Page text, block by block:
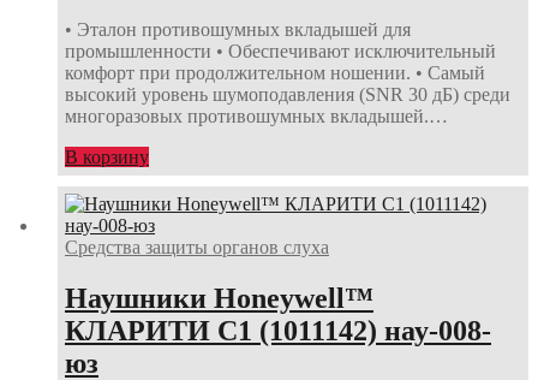
• Эталон противошумных вкладышей для
промышленности • Обеспечивают исключительный
комфорт при продолжительном ношении. • Самый
высокий уровень шумоподавления (SNR 30 дБ) среди
многоразовых противошумных вкладышей.…
В корзину
Средства защиты органов слуха
Наушники Honeywell™
КЛАРИТИ С1 (1011142) нау-008-
юз